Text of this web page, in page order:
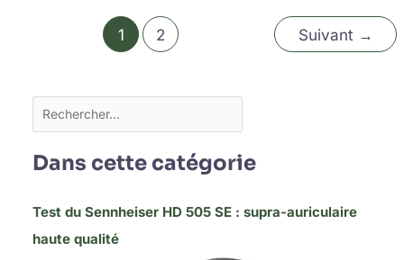
1 2 Suivant →
Dans cette catégorie
Test du Sennheiser HD 505 SE : supra-auriculaire
haute qualité